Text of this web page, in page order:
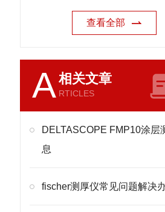
查看全部
A相关文章
RTICLES
DELTASCOPE FMP10涂层
息
fischer测厚仪常见问题解决